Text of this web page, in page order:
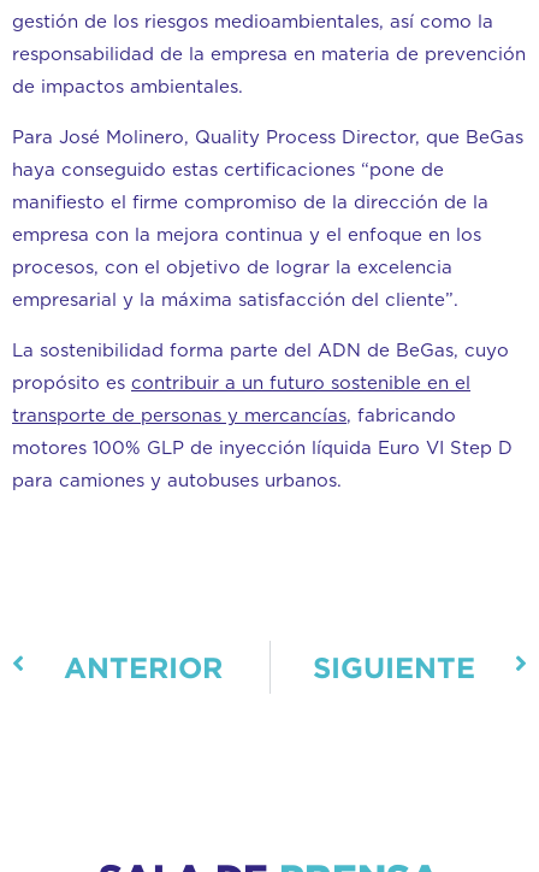
gestión de los riesgos medioambientales, así como la
responsabilidad de la empresa en materia de prevención
de impactos ambientales.
Para José Molinero, Quality Process Director, que BeGas
haya conseguido estas certificaciones “pone de
manifiesto el firme compromiso de la dirección de la
empresa con la mejora continua y el enfoque en los
procesos, con el objetivo de lograr la excelencia
empresarial y la máxima satisfacción del cliente”.
La sostenibilidad forma parte del ADN de BeGas, cuyo
propósito es contribuir a un futuro sostenible en el
transporte de personas y mercancías, fabricando
motores 100% GLP de inyección líquida Euro VI Step D
para camiones y autobuses urbanos.
ANTERIOR SIGUIENTE